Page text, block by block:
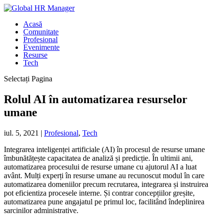
Acasă
Comunitate
Profesional
Evenimente
Resurse
Tech
Selectați Pagina
Rolul AI în automatizarea resurselor
umane
iul. 5, 2021 | Profesional, Tech
Integrarea inteligenței artificiale (AI) în procesul de resurse umane
îmbunătățește capacitatea de analiză și predicție. În ultimii ani,
automatizarea procesului de resurse umane cu ajutorul AI a luat
avânt. Mulți experți în resurse umane au recunoscut modul în care
automatizarea domeniilor precum recrutarea, integrarea și instruirea
pot eficientiza procesele interne. Și contrar concepțiilor greșite,
automatizarea pune angajatul pe primul loc, facilitând îndeplinirea
sarcinilor administrative.